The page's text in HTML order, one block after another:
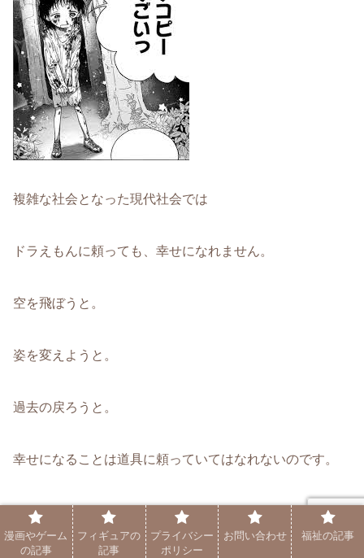
複雑な社会となった現代社会では
ドラえもんに頼っても、幸せになれません。
空を飛ぼうと。
姿を変えようと。
過去の戻ろうと。
幸せになることは道具に頼っていてはなれないのです。
悩みを解決するのに。
漫画やゲーム
の記事
フィギュアの
記事
プライバシー
ポリシー
お問い合わせ 福祉の記事